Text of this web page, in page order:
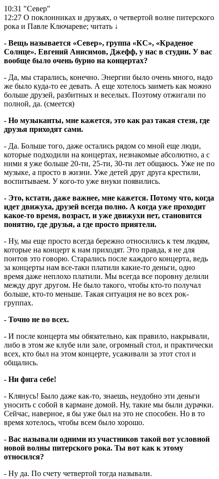
10:31 "Север"
12:27 О поклонниках и друзьях, о четвертой волне питерского
рока и Павле Ключареве; читать ↓
- Вещь называется «Север», группа «КС», «Краденое
Солнце». Евгений Анисимов, Джефф, у нас в студии. У вас
вообще было очень бурно на концертах?
- Да, мы старались, конечно. Энергии было очень много, надо
же было куда-то ее девать. А еще хотелось заиметь как можно
больше друзей, разбитных и веселых. Поэтому отжигали по
полной, да. (смеется)
- Но музыканты, мне кажется, это как раз такая стезя, где
друзья приходят сами.
- Да. Больше того, даже остались рядом со мной еще люди,
которые подходили на концертах, незнакомые абсолютно, а с
ними я уже больше 20-ти, 25-ти, 30-ти лет общаюсь. Уже не по
музыке, а просто в жизни. Уже детей друг друга крестили,
воспитываем. У кого-то уже внуки появились.
- Это, кстати, даже важнее, мне кажется. Потому что, когда
идет движуха, друзей всегда полно. А когда уже проходит
какое-то время, возраст, и уже движухи нет, становится
понятно, где друзья, а где просто приятели.
- Ну, мы еще просто всегда бережно относились к тем людям,
которые на концерт к нам приходят. Это правда, я не для
понтов это говорю. Старались после каждого концерта, ведь
за концерты нам все-таки платили какие-то деньги, одно
время даже неплохо платили. Мы всегда все поровну делили
между друг другом. Не было такого, чтобы кто-то получал
больше, кто-то меньше. Такая ситуация не во всех рок-
группах.
- Точно не во всех.
- И после концерта мы обязательно, как правило, накрывали,
либо в этом же клубе или зале, огромный стол, и практически
всех, кто был на этом концерте, усаживали за этот стол и
общались.
- Ни фига себе!
- Клянусь! Было даже как-то, знаешь, неудобно эти деньги
уносить с собой в кармане домой. Ну, такие мы были дурачки.
Сейчас, наверное, я бы уже был на это не способен. Но в то
время хотелось, чтобы всем было хорошо.
- Вас называли одними из участников такой вот условной
новой волны питерского рока. Ты вот как к этому
относился?
- Ну да. По счету четвертой тогда называли.